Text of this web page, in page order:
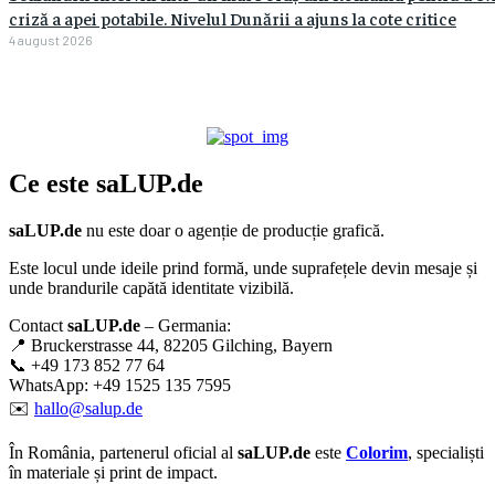
criză a apei potabile. Nivelul Dunării a ajuns la cote critice
4 august 2026
Ce este saLUP.de
saLUP.de nu este doar o agenție de producție grafică.
Este locul unde ideile prind formă, unde suprafețele devin mesaje și
unde brandurile capătă identitate vizibilă.
Contact saLUP.de – Germania:
📍 Bruckerstrasse 44, 82205 Gilching, Bayern
📞 +49 173 852 77 64
WhatsApp: +49 1525 135 7595
✉️ hallo@salup.de
În România, partenerul oficial al saLUP.de este Colorim, specialiști
în materiale și print de impact.